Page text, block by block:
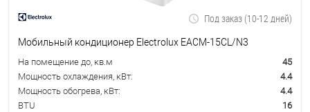
Под заказ (10-12 дней)
Мобильный кондиционер Electrolux EACM-15CL/N3
На помещение до, кв.м
45
Мощность охлаждения, кВт:
4.4
Мощность обогрева, кВт:
4.4
BTU
16